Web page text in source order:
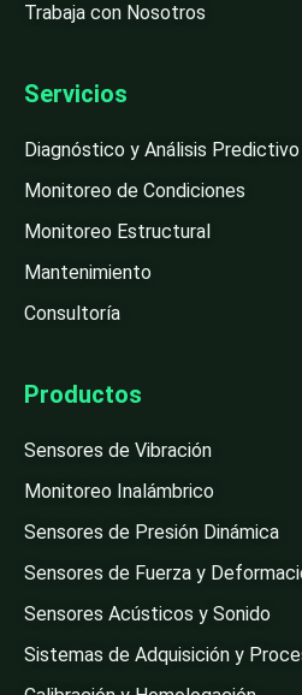
Trabaja con Nosotros
Servicios
Diagnóstico y Análisis Predictivo
Monitoreo de Condiciones
Monitoreo Estructural
Mantenimiento
Consultoría
Productos
Sensores de Vibración
Monitoreo Inalámbrico
Sensores de Presión Dinámica
Sensores de Fuerza y
Sensores Acústicos y Sonido
Sistemas de Adquisición y